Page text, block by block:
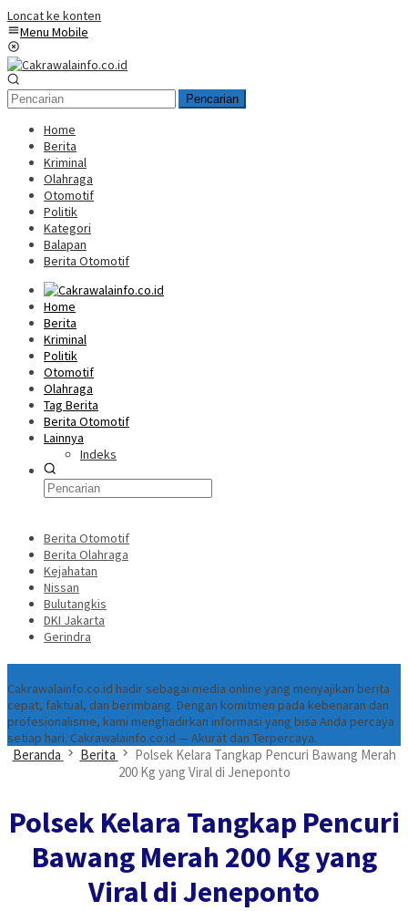
Loncat ke konten
Menu Mobile
Pencarian
Home
Berita
Kriminal
Olahraga
Otomotif
Politik
Kategori
Balapan
Berita Otomotif
Home
Berita
Kriminal
Politik
Otomotif
Olahraga
Tag Berita
Berita Otomotif
Lainnya
Indeks
Berita Otomotif
Berita Olahraga
Kejahatan
Nissan
Bulutangkis
DKI Jakarta
Gerindra
Cakrawalainfo.co.id hadir sebagai media online yang menyajikan berita
cepat, faktual, dan berimbang. Dengan komitmen pada kebenaran dan
profesionalisme, kami menghadirkan informasi yang bisa Anda percaya
setiap hari. Cakrawalainfo.co.id — Akurat dan Terpercaya.
Beranda Berita
Polsek Kelara Tangkap Pencuri Bawang Merah
200 Kg yang Viral di Jeneponto
Polsek Kelara Tangkap Pencuri
Bawang Merah 200 Kg yang
Viral di Jeneponto